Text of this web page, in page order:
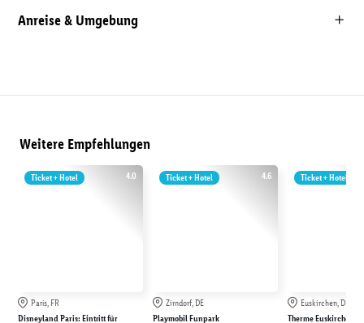
Anreise & Umgebung
Weitere Empfehlungen
4.0
Ticket + Hotel
Paris, FR
Disneyland Paris: Eintritt für
4.6
Ticket + Hotel
Zirndorf, DE
Playmobil Funpark
Ticket + Hotel
Euskirchen, DE
Therme Euskirchen